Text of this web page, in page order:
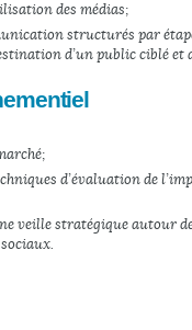
des médias ;
structurés par
d’un public ciblé et
;
d’évaluation de
veille stratégique autour